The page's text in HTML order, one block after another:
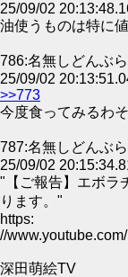
25/09/02
油使うものは特に
786:名無しどんぶら
25/09/02
>>773
今度食ってみるわ
787:名無しどんぶら
25/09/02
"【ご報告】エボラ
ります。"
https:
//
深田萌絵TV